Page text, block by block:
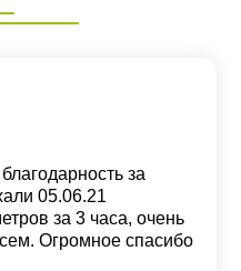
за
05.06.21
за 3 часа, очень
Огромное спасибо